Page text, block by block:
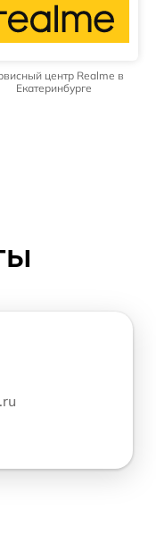
центр Realme в
Екатеринбурге